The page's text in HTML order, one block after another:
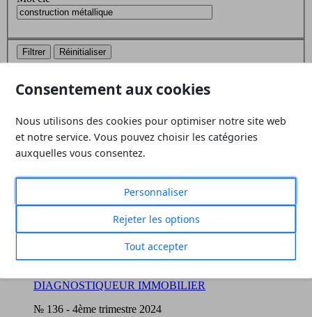
Filtrer Réinitialiser
№ 139-3ème trimestre 2025
Les obligations légales de
bâtiment ,colocation
métallique,perte de fonds de commerce,RGA,
№ 136 - 4ème trimestre 2024
Consentement aux cookies
Nous utilisons des cookies pour optimiser notre site web
et notre service. Vous pouvez choisir les catégories
auxquelles vous consentez.
Personnaliser
Rejeter les options
Tout accepter